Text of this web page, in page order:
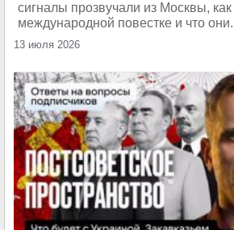
сигналы прозвучали из Москвы, как
международной повестке и что
13 июля 2026